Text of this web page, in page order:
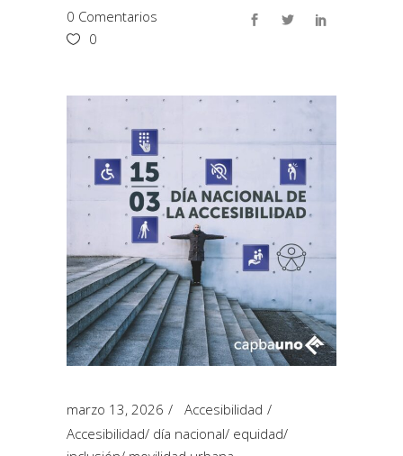
0 Comentarios
0
marzo 13, 2026
Accesibilidad
Accesibilidad/ día nacional/ equidad/